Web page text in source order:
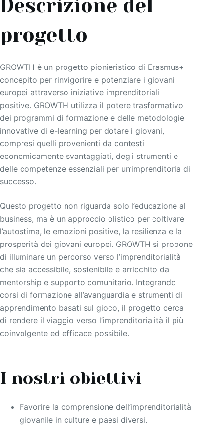
Descrizione del
progetto
GROWTH è un progetto pionieristico di Erasmus+
concepito per rinvigorire e potenziare i giovani
europei attraverso iniziative imprenditoriali
positive. GROWTH utilizza il potere trasformativo
dei programmi di formazione e delle metodologie
innovative di e-learning per dotare i giovani,
compresi quelli provenienti da contesti
economicamente svantaggiati, degli strumenti e
delle competenze essenziali per un’imprenditoria di
successo.
Questo progetto non riguarda solo l’educazione al
business, ma è un approccio olistico per coltivare
l’autostima, le emozioni positive, la resilienza e la
prosperità dei giovani europei. GROWTH si propone
di illuminare un percorso verso l’imprenditorialità
che sia accessibile, sostenibile e arricchito da
mentorship e supporto comunitario. Integrando
corsi di formazione all’avanguardia e strumenti di
apprendimento basati sul gioco, il progetto cerca
di rendere il viaggio verso l’imprenditorialità il più
coinvolgente ed efficace possibile.
I nostri obiettivi
Favorire la comprensione dell’imprenditorialità
giovanile in culture e paesi diversi.